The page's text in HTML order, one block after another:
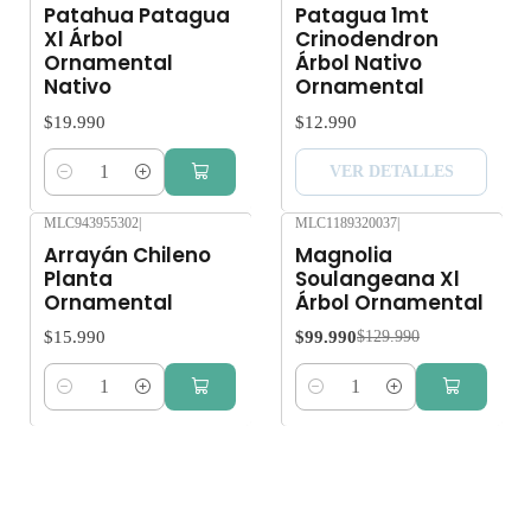
Patahua Patagua
Xl Árbol
Ornamental
Nativo
$19.990
Cantidad
Patagua 1mt
Crinodendron
Árbol Nativo
Ornamental
$12.990
VER DETALLES
MLC943955302|
Arrayán Chileno
Planta
Ornamental
$15.990
Cantidad
MLC1189320037|
Magnolia
Soulangeana Xl
Árbol Ornamental
$99.990$129.990
Cantidad